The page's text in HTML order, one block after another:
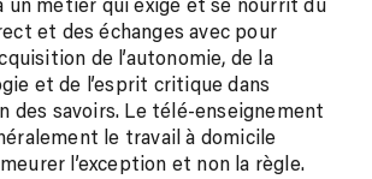
et des échanges avec pour
de l’autonomie, de la
et de l’esprit critique dans
des savoirs. Le télé-enseignement
le travail à domicile
l’exception et non la règle.